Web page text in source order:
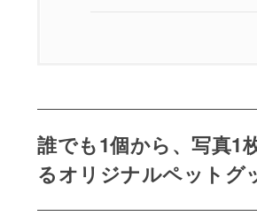
誰でも1個から、写真1
るオリジナルペットグ